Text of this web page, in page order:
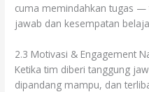
cuma memindahkan tugas
jawab dan kesempatan
2.3 Motivasi & Engagement
Ketika tim diberi tanggung
dipandang mampu, dan